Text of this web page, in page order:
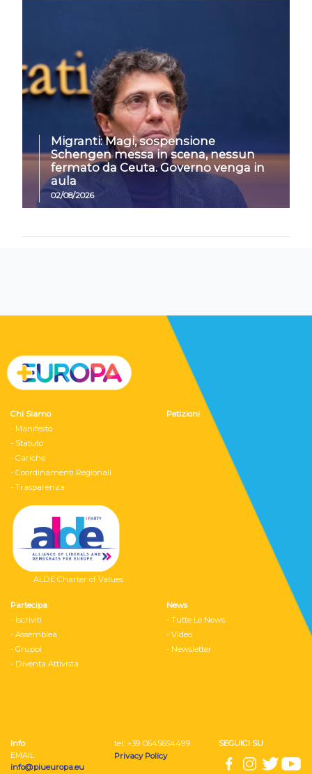
Migranti: Magi, sospensione
Schengen messa in scena, nessun
fermato da Ceuta. Governo venga in
aula
02/08/2026
Chi Siamo
- Manifesto
- Statuto
- Cariche
- Coordinamenti Regionali
- Trasparenza
ALDE Charter of Values
Petizioni
Partecipa
- Iscriviti
- Assemblea
- Gruppi
- Diventa Attivista
News
- Tutte Le News
- Video
- Newsletter
Info
EMAIL
info@piueuropa.eu
tel: ‭+39 0645654499
Privacy Policy
SEGUICI SU